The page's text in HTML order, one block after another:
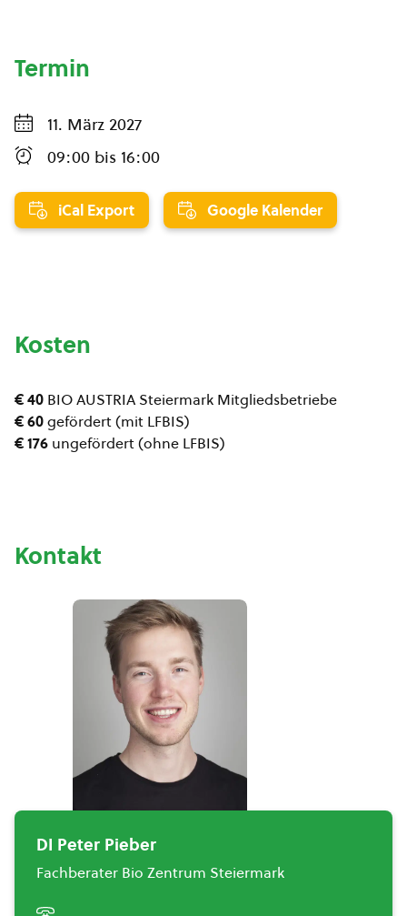
Termin
11. März 2027
09:00 bis 16:00
iCal Export Google Kalender
Kosten
€ 40 BIO AUSTRIA Steiermark Mitgliedsbetriebe
€ 60gefördert (mit LFBIS)
€ 176 ungefördert (ohne LFBIS)
Kontakt
DI Peter Pieber
Fachberater Bio Zentrum Steiermark